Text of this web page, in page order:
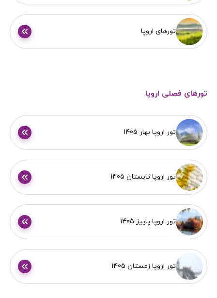
تورهای اروپا
تورهای فصلی اروپا
تور اروپا بهار 1405
تور اروپا تابستان 1405
تور اروپا پاییز 1405
تور اروپا زمستان 1405